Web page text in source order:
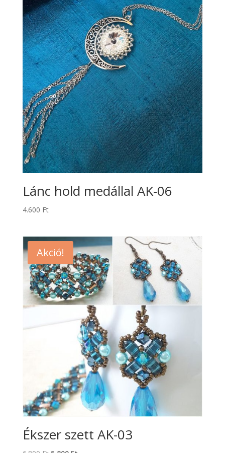
Lánc hold medállal AK-06
4.600 Ft
Akció!
Ékszer szett AK-03